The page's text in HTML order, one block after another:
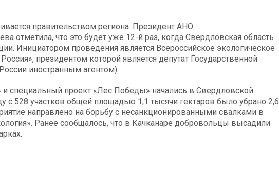
правительством региона. Президент АНО
что это будет уже 12-й раз, когда Свердловская область
Инициатором проведения является Всероссийское экологическое
президентом которой является депутат Государственной
иностранным агентом).
специальный проект «Лес Победы» начались в Свердловской
с 528 участков общей площадью 1,1 тысячи гектаров было убрано 2,6
направлено на борьбу с несанкционированными свалками в
Ранее сообщалось, что в Качканаре добровольцы высадили